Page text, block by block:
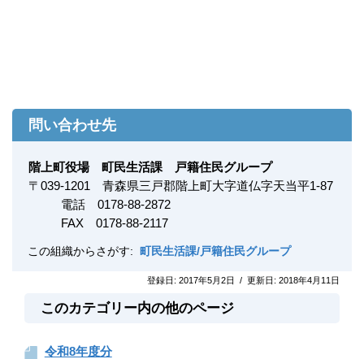
問い合わせ先
階上町役場 町民生活課 戸籍住民グループ
〒 039-1201
青森県三戸郡階上町大字道仏字天当平1-87
電話 0178-88-2872
FAX 0178-88-2117
この組織からさがす: 町民生活課/戸籍住民グループ
登録日: 2017年5月2日 / 更新日: 2018年4月11日
このカテゴリー内の他のページ
令和8年度分